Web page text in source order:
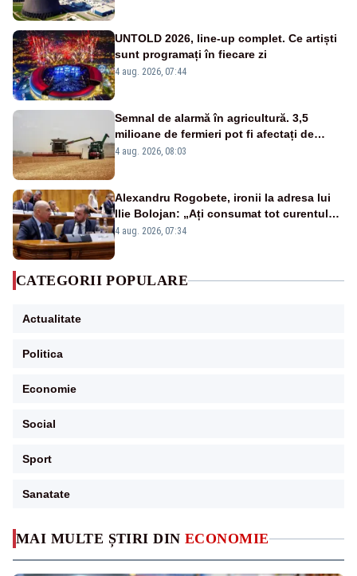
MAI MULTE ȘTIRI DIN ECONOMIE
UNTOLD 2026, line-up complet. Ce artiști
sunt programați în fiecare zi
4 aug. 2026, 07:44
Semnal de alarmă în agricultură. 3,5
milioane de fermieri pot fi afectați de
strategia pentru conservarea
4 aug. 2026, 08:03
Alexandru Rogobete, ironii la adresa lui
Ilie Bolojan: „Ați consumat tot curentul
urmărind șobolani imaginari”
4 aug. 2026, 07:34
CATEGORII POPULARE
Actualitate
Politica
Economie
Social
Sport
Sanatate